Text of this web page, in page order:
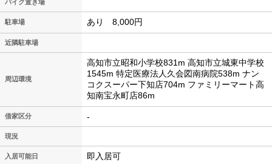
バイク置き場
駐車場 あり 8,000円
近隣駐車場
周辺環境
高知市立昭和小学校831m 高知市立城東中学校
1545m 特定医療法人久会図南病院538m ナン
コクスーパー下知店704m ファミリーマート高
知南宝永町店86m
借家区分 -
現況
入居可能日 即入居可